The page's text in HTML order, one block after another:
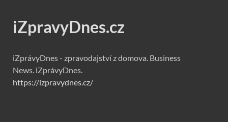
iZpravyDnes.cz
iZprávyDnes - zpravodajství z domova. Business
News. iZprávyDnes.
https://izpravydnes.cz/